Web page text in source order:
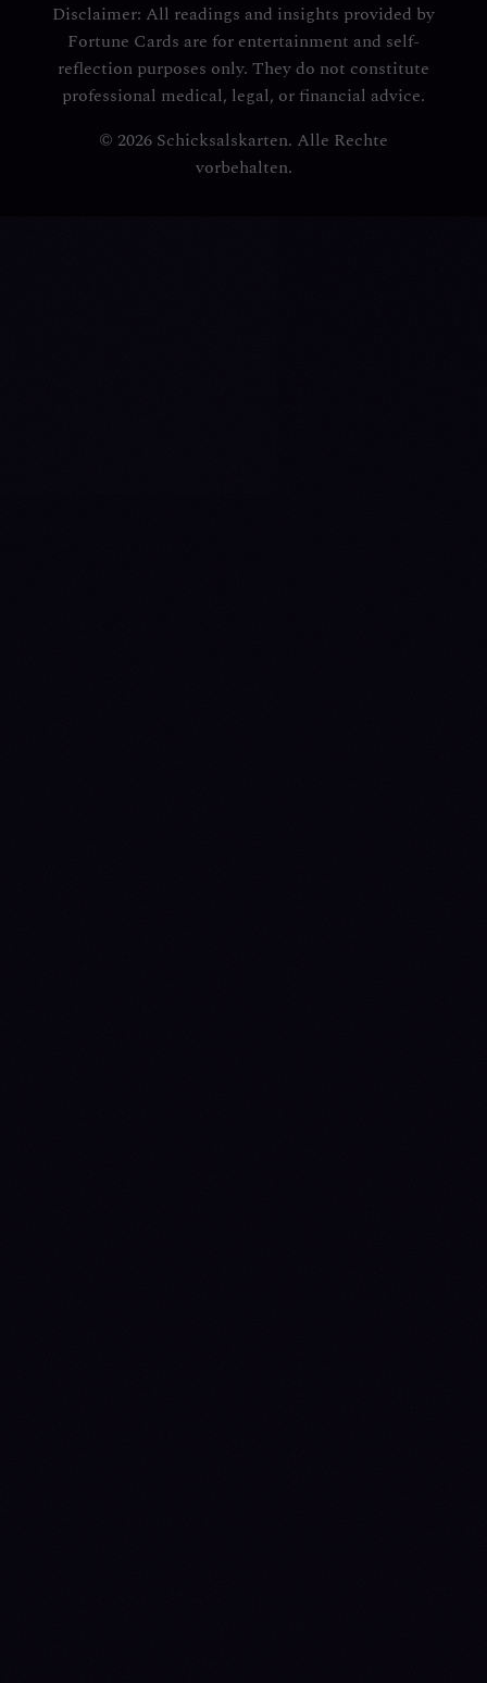
Disclaimer: All readings and insights provided by
Fortune Cards are for entertainment and self-
reflection purposes only. They do not constitute
professional medical, legal, or financial advice.
© 2026 Schicksalskarten. Alle Rechte
vorbehalten.